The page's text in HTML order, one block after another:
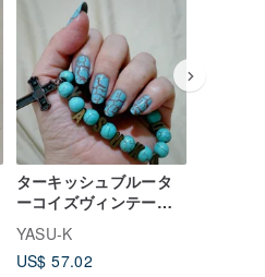
ターキッシュブルータ
ーコイズヴィンテージ
レターブレスレット
YASU-K
US$ 57.02